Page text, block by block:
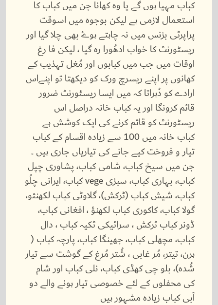
کباب مہیا ہوں گے یا وہ کھانا جن میں کباب کا
استعمال لازمی ہے لیکن بوجوہ میں اسوقت
پراپرٹی بزنس میں نہ چاہتے ہوۓ بھی چلا گیا اور
ریسٹورنٹ کا خواب ادھُورا رہ گیا ، لیکن فا رغ
اوقات میں جب میں کبابوں اور مُغل تہذیب کے
کھانوں پر اپنے ریسرچ ورک کو دیکھتا تو اپنےاس
ارادے کو دُہراتا کہ میں ایسا ریسٹورنٹ ضرور
قائم کرونگا اور یہ کباب خانہ دراصل اس
ریسٹورنٹ کو قائم کرنے کی ایک کوشش ہے
کباب خانہ میں 100 سے زیادہ اقسام کے کباب
‎تیار و فروخت کیے جانے کی تیاریاں جاری ہیں ۔
جن میں سیخ کباب، شامی کباب، پشاوری چپل
کباب، بہاری کباب، سبزی vege کباب، ایرانی چلُو
کباب، شیش کباب (ٹرکش)، گلاوٹی کباب لکھنئو،
گولا کباب، کاکوری کباب لکھنؤ ، افغانی کباب،
ڈونر کباب ٹرکش ، سرائیکی ٹکیہ کباب ، دال
کباب، مچھلی کباب، جھینگا کباب، پارچہ کباب (
ہرن، تیتر، مُر غابی ، شُتر مُرغ کے گوشت سے تیار
شُدہ)، بلو چی کھڈی کباب، نلی کباب اور شام
کی محفلوں کے لئے خصوصی تیار ہونے والے دو
آبی کباب زیادہ مشہور ہیں